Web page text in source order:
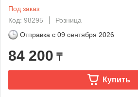
Под заказ
Код: 98295
Розница
Отправка с 09 сентября 2026
84 200 ₸
Купить